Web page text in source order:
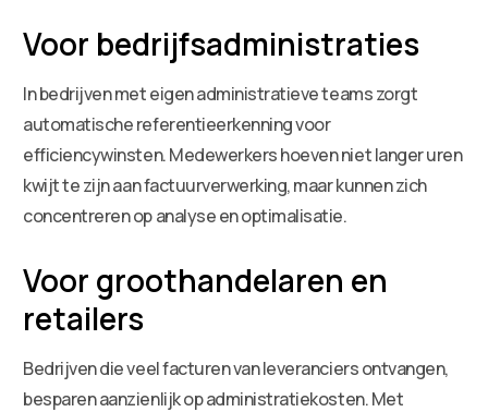
Voor bedrijfsadministraties
In bedrijven met eigen administratieve teams zorgt
automatische referentieerkenning voor
efficiencywinsten. Medewerkers hoeven niet langer uren
kwijt te zijn aan factuurverwerking, maar kunnen zich
concentreren op analyse en optimalisatie.
Voor groothandelaren en
retailers
Bedrijven die veel facturen van leveranciers ontvangen,
besparen aanzienlijk op administratiekosten. Met